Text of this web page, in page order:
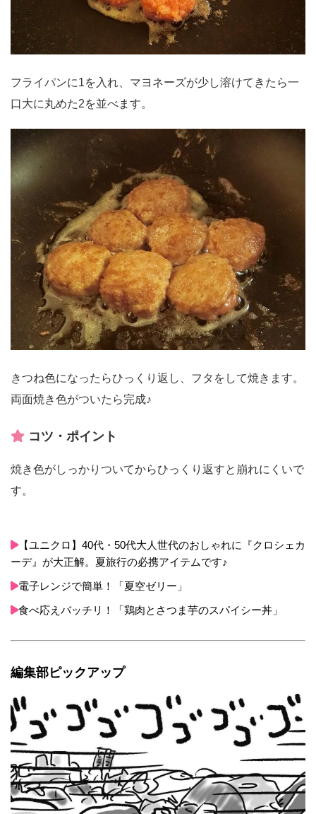
フライパンに1を入れ、マヨネーズが少し溶けてきたら一
口大に丸めた2を並べます。
きつね色になったらひっくり返し、フタをして焼きます。
両面焼き色がついたら完成♪
コツ・ポイント
焼き色がしっかりついてからひっくり返すと崩れにくいで
す。
【ユニクロ】40代・50代大人世代のおしゃれに『クロシェカ
ーデ』が大正解。夏旅行の必携アイテムです♪
電子レンジで簡単！「夏空ゼリー」
食べ応えバッチリ！「鶏肉とさつま芋のスパイシー丼」
編集部ピックアップ